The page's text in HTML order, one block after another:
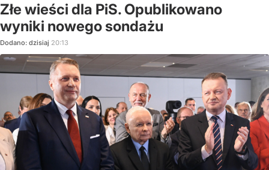
Złe wieści dla PiS. Opublikowano
wyniki nowego sondażu
Dodano: dzisiaj 20:13